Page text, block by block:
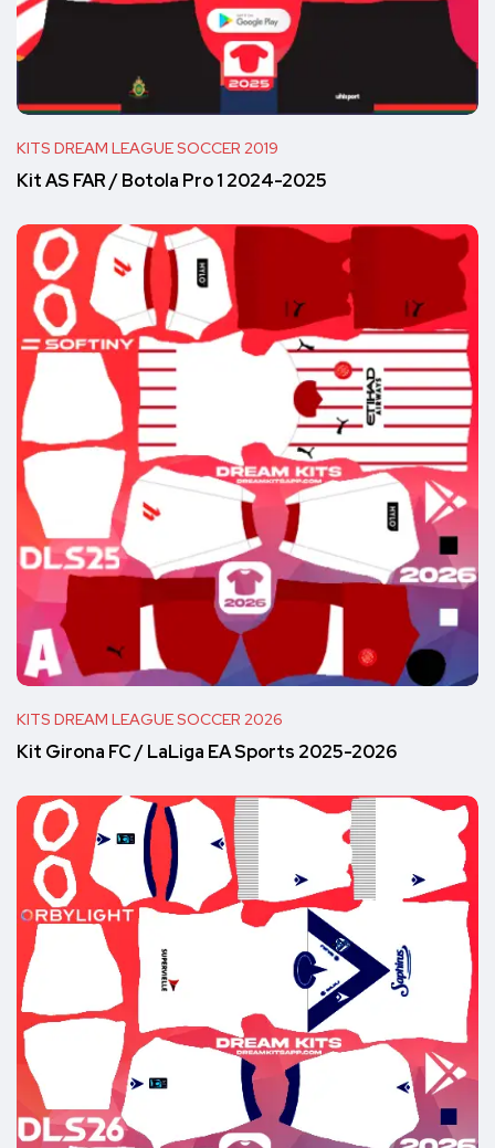
KITS DREAM LEAGUE SOCCER 2019
Kit AS FAR / Botola Pro 1 2024-2025
KITS DREAM LEAGUE SOCCER 2026
Kit Girona FC / LaLiga EA Sports 2025-2026